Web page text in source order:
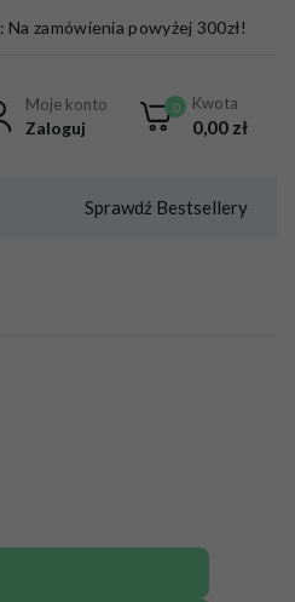
Na zamówienia powyżej 300zł!
Moje konto
Zaloguj
0 Kwota
0,00 zł
Sprawdź Bestsellery